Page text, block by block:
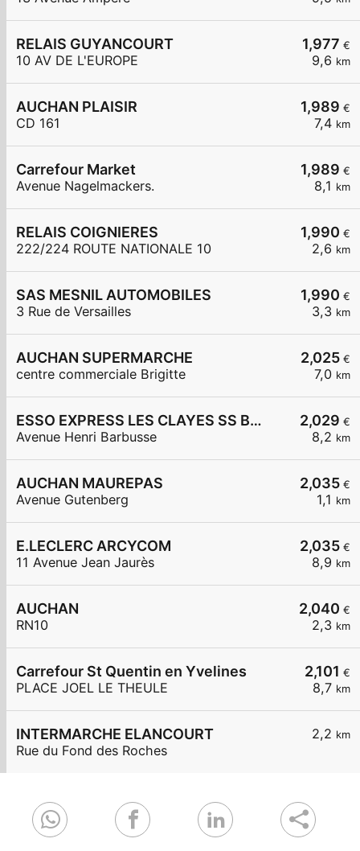
1,977 €
9,6 km
RELAIS GUYANCOURT
10 AV DE L'EUROPE
1,989 €
7,4 km
AUCHAN PLAISIR
CD 161
1,989 €
8,1 km
Carrefour Market
Avenue Nagelmackers.
1,990 €
2,6 km
RELAIS COIGNIERES
222/224 ROUTE NATIONALE 10
1,990 €
3,3 km
SAS MESNIL AUTOMOBILES
3 Rue de Versailles
2,025 €
7,0 km
AUCHAN SUPERMARCHE
centre commerciale Brigitte
2,029 €
8,2 km
ESSO EXPRESS LES CLAYES SS BOIS LA VIGNERAIE
Avenue Henri Barbusse
2,035 €
1,1 km
AUCHAN MAUREPAS
Avenue Gutenberg
2,035 €
8,9 km
E.LECLERC ARCYCOM
11 Avenue Jean Jaurès
2,040 €
2,3 km
AUCHAN
RN10
2,101 €
8,7 km
Carrefour St Quentin en Yvelines
PLACE JOEL LE THEULE
2,2 km
INTERMARCHE ELANCOURT
Rue du Fond des Roches